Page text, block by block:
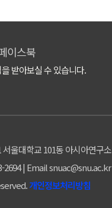
이스북
받아보실 수 있습니다.
울대학교 101동 아시아연구소
2694 | Email snuac@snu.ac.kr
개인정보처리방침